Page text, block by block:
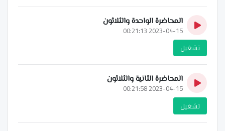
المحاضرة الواحدة والثلاثون
2023-04-15 00:21:13
تشغيل
المحاضرة الثانية والثلاثون
2023-04-15 00:21:58
تشغيل